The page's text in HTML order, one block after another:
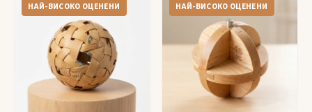
НАЙ-ВИСОКО ОЦЕНЕНИ НАЙ-ВИСОКО ОЦЕНЕНИ